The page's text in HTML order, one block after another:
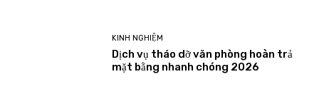
KINH NGHIỆM
Dịch vụ tháo dỡ văn phòng hoàn trả
mặt bằng nhanh chóng 2026